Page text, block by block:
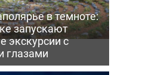
в темноте:
запускают
экскурсии с
глазами